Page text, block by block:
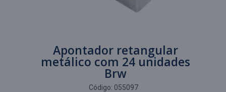
Apontador retangular
metálico com 24 unidades
Brw
Código: 055097